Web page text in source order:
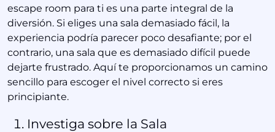
escape room para ti es una parte integral de la
diversión. Si eliges una sala demasiado fácil, la
experiencia podría parecer poco desafiante; por el
contrario, una sala que es demasiado difícil puede
dejarte frustrado. Aquí te proporcionamos un camino
sencillo para escoger el nivel correcto si eres
principiante.
Investiga sobre la Sala